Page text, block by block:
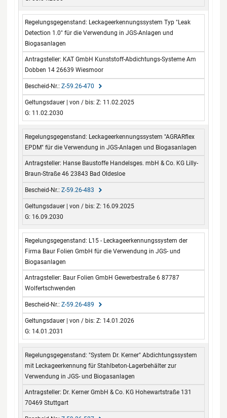
Leckageerkennungssystem Typ "Leak
Detection 1.0" für die Verwendung in JGS-Anlagen und
Biogasanlagen
KAT GmbH Kunststoff-Abdichtungs-Systeme Am
Dobben 14 26639 Wiesmoor
Z-59.26-470
Z: 11.02.2025
G: 11.02.2030
Leckageerkennungssystem "AGRARflex
EPDM" für die Verwendung in JGS-Anlagen und Biogasanlagen
Hanse Baustoffe Handelsges. mbH & Co. KG Lilly-
Braun-Straße 46 23843 Bad Oldesloe
Z-59.26-483
Z: 16.09.2025
G: 16.09.2030
L15 - Leckageerkennungssystem der
Firma Baur Folien GmbH für die Verwendung in JGS- und
Biogasanlagen
Baur Folien GmbH Gewerbestraße 6 87787
Wolfertschwenden
Z-59.26-489
Z: 14.01.2026
G: 14.01.2031
"System Dr. Kerner" Abdichtungssystem
mit Leckageerkennung für Stahlbeton-Lagerbehälter zur
Verwendung in JGS- und Biogasanlagen
Dr. Kerner GmbH & Co. KG Hohewartstraße 131
70469 Stuttgart